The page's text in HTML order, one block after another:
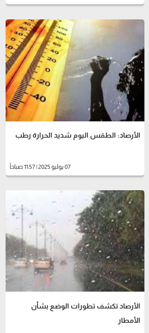
الأرصاد: الطقس اليوم شديد الحرارة رطب
07 يوليو 2025 | 11:57 صباحاً
الأرصاد تكشف تطورات الوضع بشأن
الأمطار